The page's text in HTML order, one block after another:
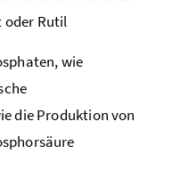
oder Rutil
wie
die Produktion von